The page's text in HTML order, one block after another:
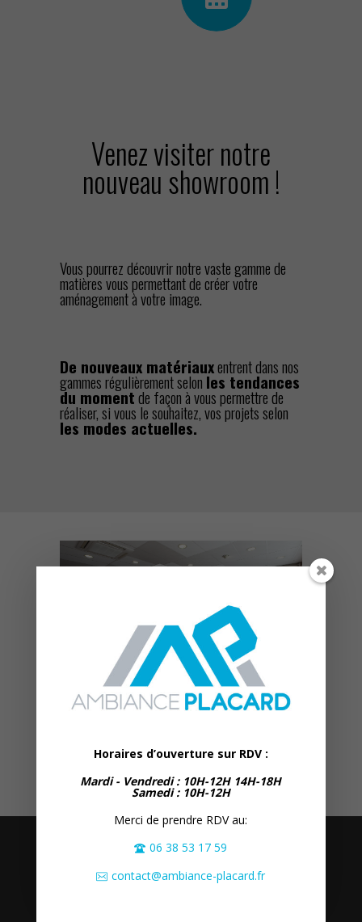
Venez visiter notre
nouveau showroom !
Vous pourrez découvrir notre vaste gamme de
matières vous permettant de créer votre
aménagement à votre image.
De nouveaux matériauxentrent dans nos
gammes régulièrement selon les tendances
du momentde façon à vous permettre de
réaliser, si vous le souhaitez, vos projets selon
les modes actuelles.
Horaires d’ouverture sur RDV :
Mardi - Vendredi : 10H-12H 14H-18H
Samedi : 10H-12H
Merci de prendre RDV au:
06 38 53 17 59
contact@ambiance-placard.fr